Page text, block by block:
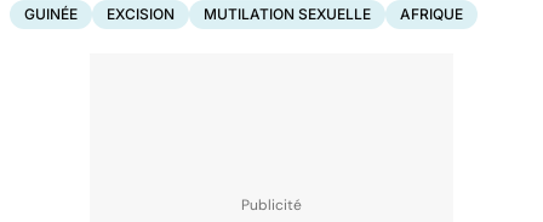
GUINÉE EXCISION MUTILATION SEXUELLE AFRIQUE